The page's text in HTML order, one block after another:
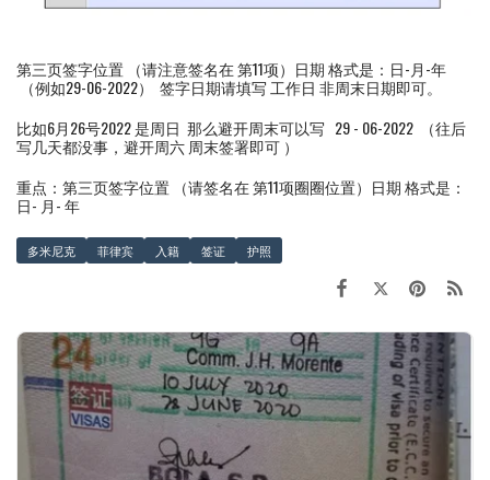
第三页签字位置 （请注意签名在 第11项）日期 格式是：日-月-年
（例如29-06-2022） 签字日期请填写 工作日 非周末日期即可。
比如6月26号2022 是周日 那么避开周末可以写 29 - 06-2022 （往后
写几天都没事，避开周六 周末签署即可 ）
重点：第三页签字位置 （请签名在 第11项圈圈位置）日期 格式是：
日- 月- 年
多米尼克 菲律宾 入籍 签证 护照